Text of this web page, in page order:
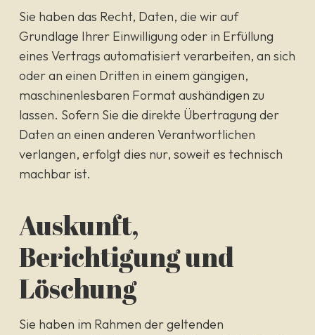
Sie haben das Recht, Daten, die wir auf
Grundlage Ihrer Einwilligung oder in Erfüllung
eines Vertrags automatisiert verarbeiten, an sich
oder an einen Dritten in einem gängigen,
maschinenlesbaren Format aushändigen zu
lassen. Sofern Sie die direkte Übertragung der
Daten an einen anderen Verantwortlichen
verlangen, erfolgt dies nur, soweit es technisch
machbar ist.
Auskunft,
Berichtigung und
Löschung
Sie haben im Rahmen der geltenden